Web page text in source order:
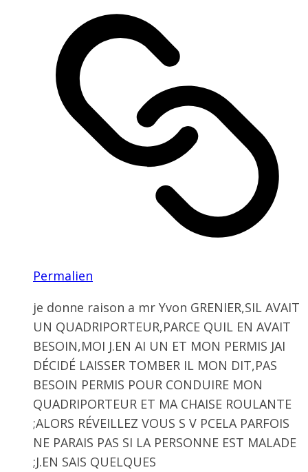
Permalien
je donne raison a mr Yvon GRENIER,SIL AVAIT
UN QUADRIPORTEUR,PARCE QUIL EN AVAIT
BESOIN,MOI J.EN AI UN ET MON PERMIS JAI
DÉCIDÉ LAISSER TOMBER IL MON DIT,PAS
BESOIN PERMIS POUR CONDUIRE MON
QUADRIPORTEUR ET MA CHAISE ROULANTE
;ALORS RÉVEILLEZ VOUS S V PCELA PARFOIS
NE PARAIS PAS SI LA PERSONNE EST MALADE
;J.EN SAIS QUELQUES